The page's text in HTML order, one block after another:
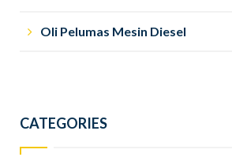
Oli Pelumas Mesin Diesel
CATEGORIES